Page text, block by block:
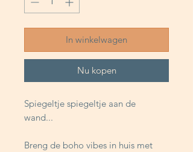
In winkelwagen
Nu kopen
Spiegeltje spiegeltje aan de
wand...
Breng de boho vibes in huis met